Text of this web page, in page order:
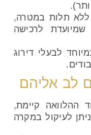
תלות במטרה,
לרכישה
לבעלי דירוג
לב אליהם
ההלוואה קיימת,
לעיקול במקרה